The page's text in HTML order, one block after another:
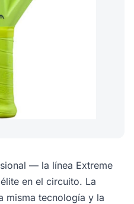
— la línea Extreme
en el circuito. La
misma tecnología y la